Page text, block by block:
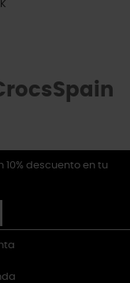
descuento en tu